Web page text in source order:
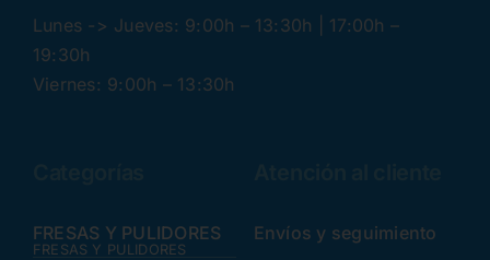
Lunes -> Jueves: 9:00h – 13:30h | 17:00h –
19:30h
Viernes: 9:00h – 13:30h
FRESAS Y PULIDORES
FRESAS Y PULIDORES
Envíos y seguimiento